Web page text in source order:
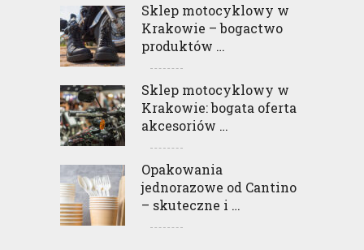
Sklep motocyklowy w
Krakowie – bogactwo
produktów …
Sklep motocyklowy w
Krakowie: bogata oferta
akcesoriów …
Opakowania
jednorazowe od Cantino
– skuteczne i …